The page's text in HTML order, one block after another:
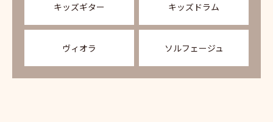
キッズギター キッズドラム
ヴィオラ ソルフェージュ